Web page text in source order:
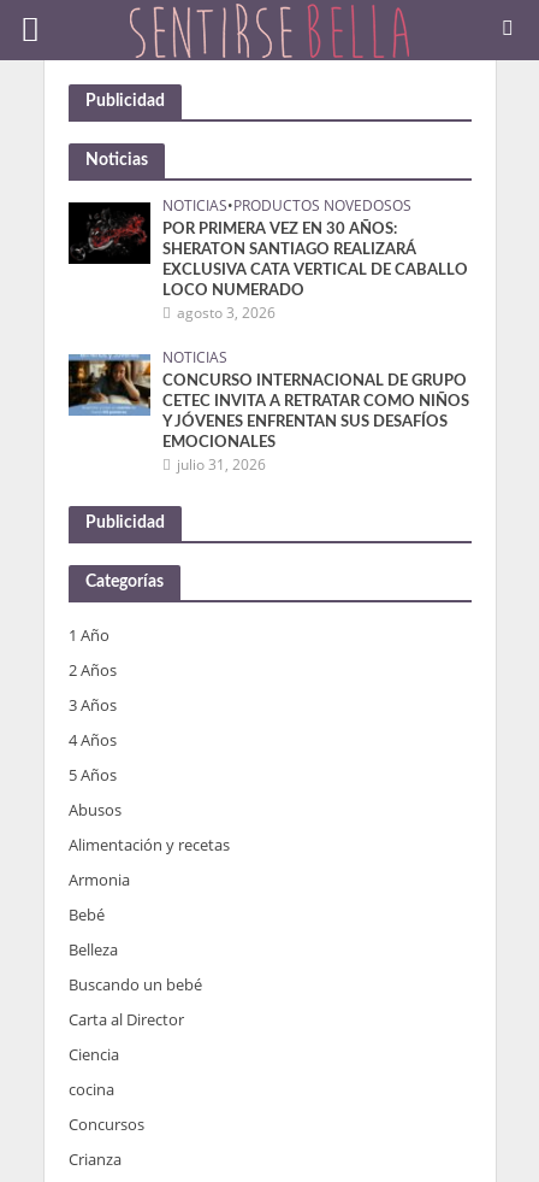
Publicidad
Noticias
NOTICIAS•PRODUCTOS NOVEDOSOS
POR PRIMERA VEZ EN 30 AÑOS:
SHERATON SANTIAGO REALIZARÁ
EXCLUSIVA CATA VERTICAL DE CABALLO
LOCO NUMERADO
agosto 3, 2026
NOTICIAS
CONCURSO INTERNACIONAL DE GRUPO
CETEC INVITA A RETRATAR COMO NIÑOS
Y JÓVENES ENFRENTAN SUS DESAFÍOS
EMOCIONALES
julio 31, 2026
Publicidad
Categorías
1 Año
2 Años
3 Años
4 Años
5 Años
Abusos
Alimentación y recetas
Armonia
Bebé
Belleza
Buscando un bebé
Carta al Director
Ciencia
cocina
Concursos
Crianza